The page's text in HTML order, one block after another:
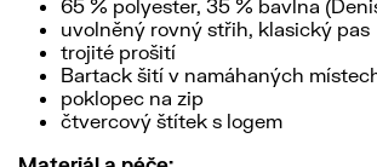
65 % polyester, 35 % bavlna
uvolněný rovný střih, klasický pas
trojité prošití
Bartack šití v namáhaných
poklopec na zip
čtvercový štítek s logem